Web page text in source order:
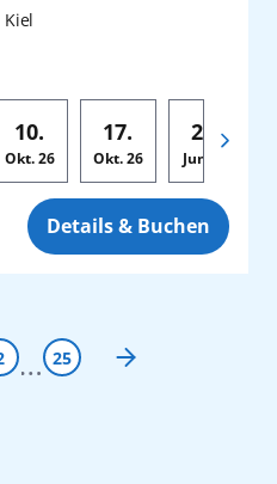
10.
Okt.26
17.
Okt.26
24.
Jun.
Details & Buchen
25